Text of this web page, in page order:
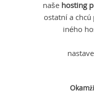
naše hosting
ostatní a
iného